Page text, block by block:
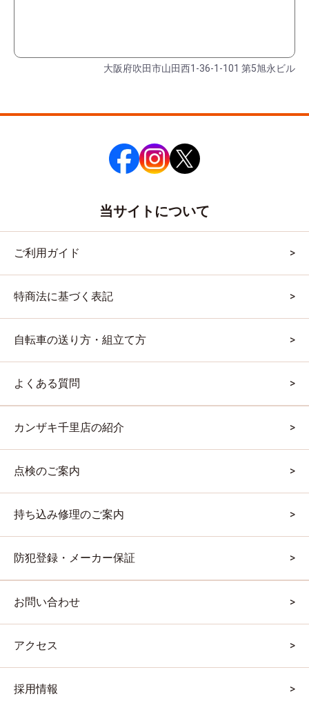
大阪府吹田市山田西1-36-1-101 第5旭永ビル
当サイトについて
ご利用ガイド
特商法に基づく表記
自転車の送り方・組立て方
よくある質問
カンザキ千里店の紹介
点検のご案内
持ち込み修理のご案内
防犯登録・メーカー保証
お問い合わせ
アクセス
採用情報